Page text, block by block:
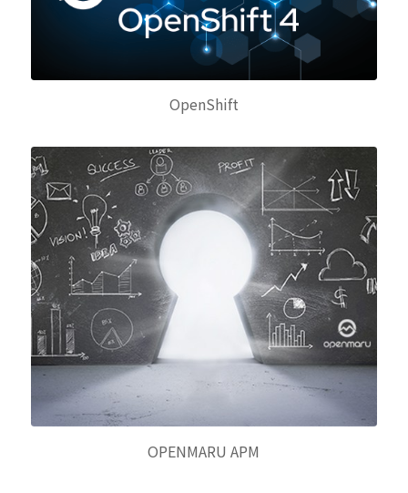
OpenShift
OPENMARU APM